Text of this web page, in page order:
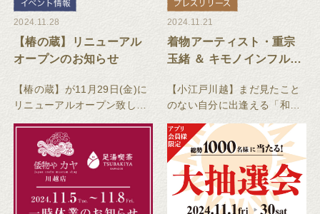
2024.11.28
【椿の蔵】リニューアル
オープンのお知らせ
【椿の蔵】が11月29日(金)に
リニューアルオープン致しま
カヤ」、足湯が楽しめる「足
湯喫茶椿や」。増床した2Fに
はレンタル着物「晴衣」、だ
るまのワークショップ
「DECOだる
2024.11.21
着物アーティスト・重宗
玉緒 ＆ キモノインフルエ
11/29(金)来店！川越にモ
ダン着物レンタル店OPEN
【小江戸川越】まだ見たこと
のない自分に出逢える「和装
けの「だるま」絵付け＆デコ
レーション体験が「椿の蔵」
に誕生